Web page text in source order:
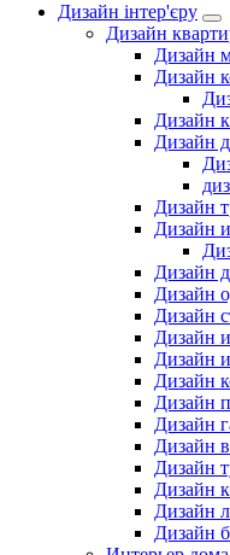
Дизайн інтер'єру
Дизайн
Дизайн
Дизайн
Дизайн
Дизайн
Дизайн
Дизайн
Дизайн
Дизайн
Дизайн
Дизайн
Дизайн
Дизайн
Дизайн
Дизайн
Дизайн
Дизайн
Дизайн
Дизайн
Дизайн